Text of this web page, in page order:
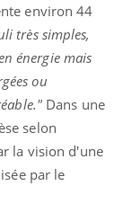
environ 44
très simples,
énergie mais
ou
Dans une
selon
la vision d'une
par le